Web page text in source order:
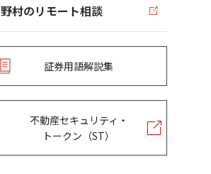
野村のリモート相談
証券用語解説集
不動産セキュリティ・
トークン（ST）